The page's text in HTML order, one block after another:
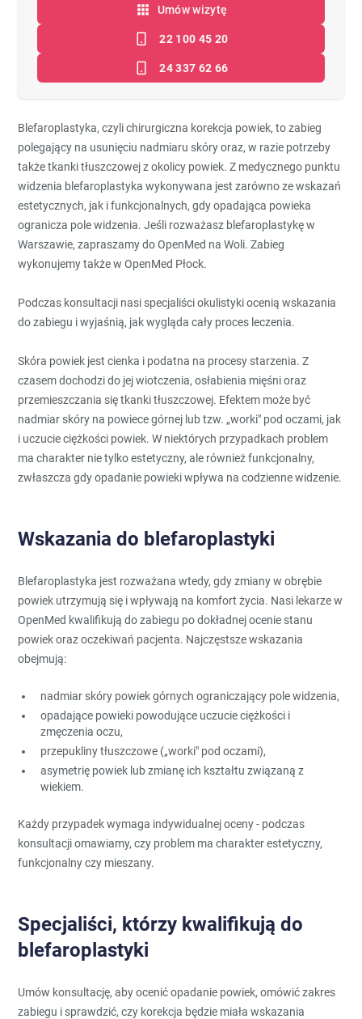
Umów wizytę
22 100 45 20
24 337 62 66
Blefaroplastyka, czyli chirurgiczna korekcja powiek, to zabieg
polegający na usunięciu nadmiaru skóry oraz, w razie potrzeby
także tkanki tłuszczowej z okolicy powiek. Z medycznego punktu
widzenia blefaroplastyka wykonywana jest zarówno ze wskazań
estetycznych, jak i funkcjonalnych, gdy opadająca powieka
ogranicza pole widzenia. Jeśli rozważasz blefaroplastykę w
Warszawie, zapraszamy do OpenMed na Woli. Zabieg
wykonujemy także w OpenMed Płock.
Podczas konsultacji nasi specjaliści okulistyki ocenią wskazania
do zabiegu i wyjaśnią, jak wygląda cały proces leczenia.
Skóra powiek jest cienka i podatna na procesy starzenia. Z
czasem dochodzi do jej wiotczenia, osłabienia mięśni oraz
przemieszczania się tkanki tłuszczowej. Efektem może być
nadmiar skóry na powiece górnej lub tzw. „worki" pod oczami, jak
i uczucie ciężkości powiek. W niektórych przypadkach problem
ma charakter nie tylko estetyczny, ale również funkcjonalny,
zwłaszcza gdy opadanie powieki wpływa na codzienne widzenie.
Wskazania do blefaroplastyki
Blefaroplastyka jest rozważana wtedy, gdy zmiany w obrębie
powiek utrzymują się i wpływają na komfort życia. Nasi lekarze w
OpenMed kwalifikują do zabiegu po dokładnej ocenie stanu
powiek oraz oczekiwań pacjenta. Najczęstsze wskazania
obejmują:
nadmiar skóry powiek górnych ograniczający pole widzenia,
opadające powieki powodujące uczucie ciężkości i
zmęczenia oczu,
przepukliny tłuszczowe („worki" pod oczami),
asymetrię powiek lub zmianę ich kształtu związaną z
wiekiem.
Każdy przypadek wymaga indywidualnej oceny - podczas
konsultacji omawiamy, czy problem ma charakter estetyczny,
funkcjonalny czy mieszany.
Specjaliści, którzy kwalifikują do
blefaroplastyki
Umów konsultację, aby ocenić opadanie powiek, omówić zakres
zabiegu i sprawdzić, czy korekcja będzie miała wskazania